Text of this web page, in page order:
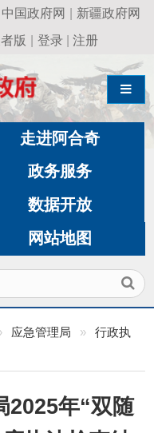
府网 | 新疆政府网
| 登录|注册
导航切换
进阿合奇
政务服务
数据开放
网站地图
年“双随
法检查结